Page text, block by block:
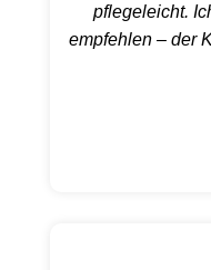
pflegeleicht.
empfehlen – der